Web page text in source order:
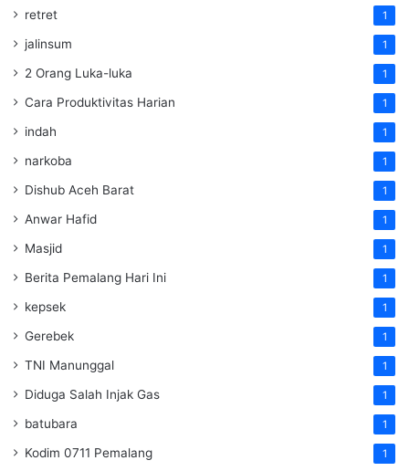
retret 1
jalinsum 1
2 Orang Luka-luka 1
Cara Produktivitas Harian 1
indah 1
narkoba 1
Dishub Aceh Barat 1
Anwar Hafid 1
Masjid 1
Berita Pemalang Hari Ini 1
kepsek 1
Gerebek 1
TNI Manunggal 1
Diduga Salah Injak Gas 1
batubara 1
Kodim 0711 Pemalang 1